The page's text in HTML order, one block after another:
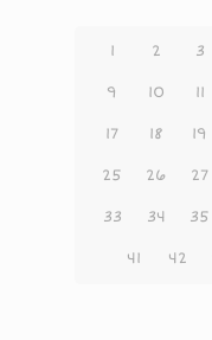
1 2 3
9 10 11
17 18 19
25 26 27
33 34 35
41 42